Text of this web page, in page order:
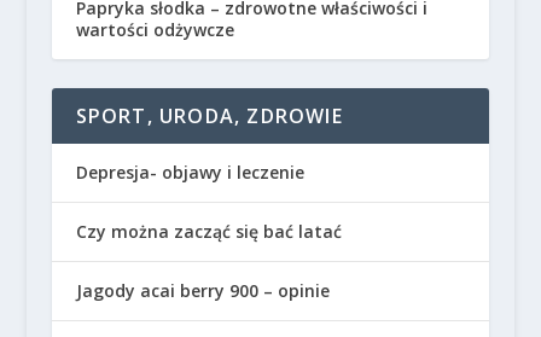
Papryka słodka – zdrowotne właściwości i
wartości odżywcze
SPORT, URODA, ZDROWIE
Depresja- objawy i leczenie
Czy można zacząć się bać latać
Jagody acai berry 900 – opinie